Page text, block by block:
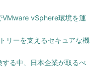
VMware vSphere環境を運
リーを支えるセキュアな機
る中、日本企業が取るべ